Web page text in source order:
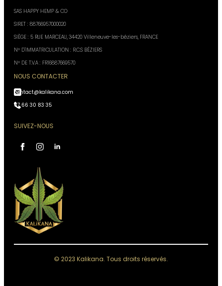
SAS HAPPY HEMP & CO
SIRET : 88766957000020
SIÈGE : 5 RUE MARCEAU, 34420 Villeneuve-les-béziers, FRANCE
N° D'IMMATRICULATION : R.C.S BÉZIERS
N° DE T.V.A : FR16887669570
NOUS CONTACTER
contact@kalikana.com
07 66 30 83 35
SUIVEZ-NOUS
© 2023 Kalikana. Tous droits réservés.
IA, réponses instantanées,
Conseiller disponible 24h/24